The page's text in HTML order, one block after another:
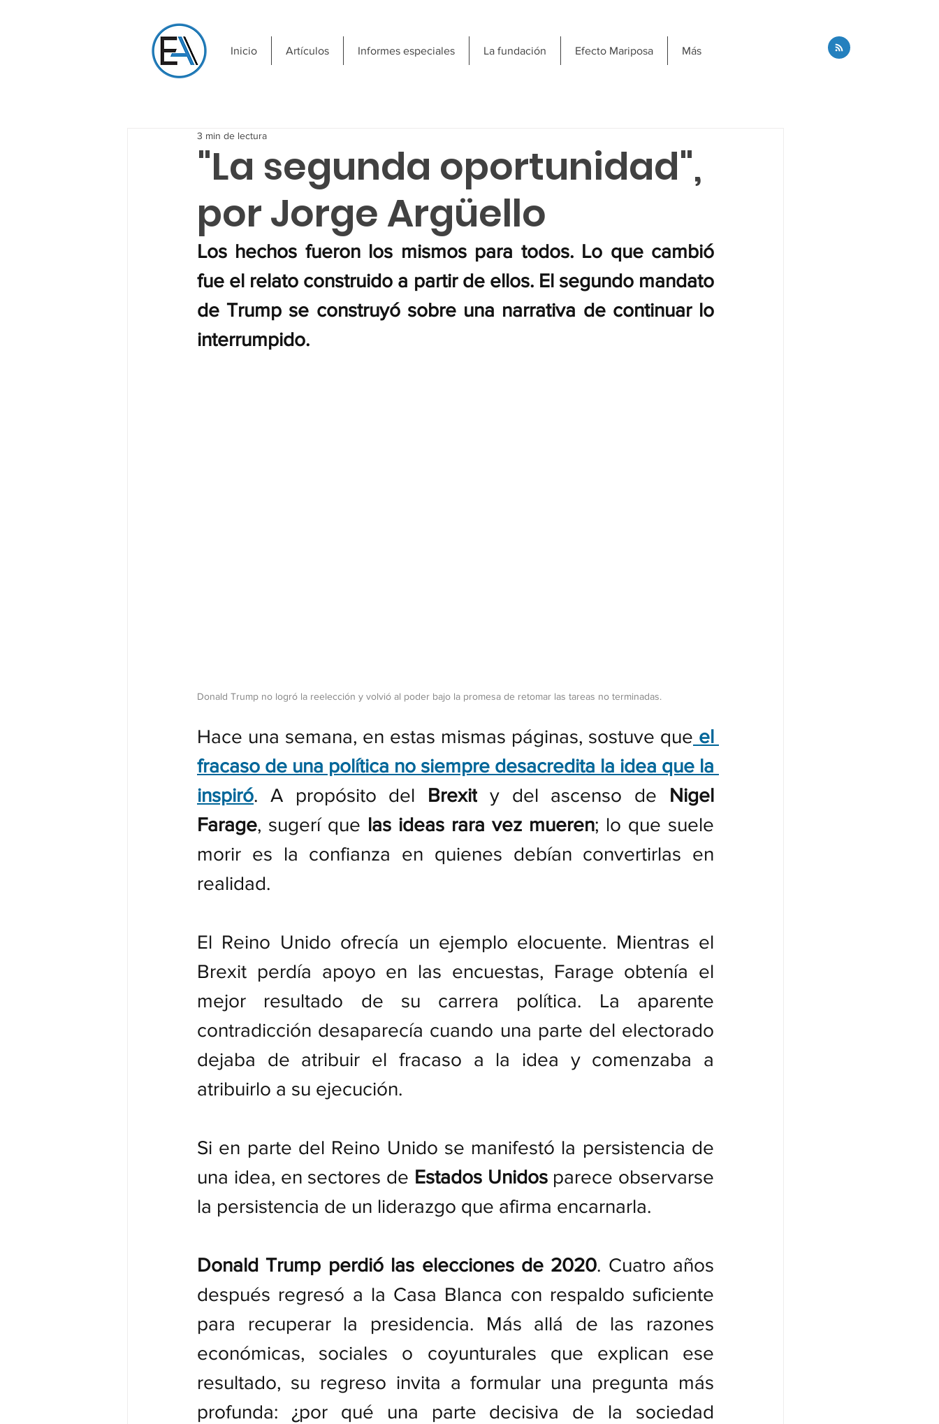
Inicio Artículos Informes especiales La fundación Efecto Mariposa Más
"La segunda oportunidad",
por Jorge Argüello
3 min de lectura
Los hechos fueron los mismos para todos. Lo que cambió
fue el relato construido a partir de ellos. El segundo mandato
de Trump se construyó sobre una narrativa de continuar lo
interrumpido.
Donald Trump no logró la reelección y volvió al poder bajo la promesa de retomar las tareas no terminadas.
Hace una semana, en estas mismas páginas, sostuve que el
fracaso de una política no siempre desacredita la idea que la
inspiró. A propósito del Brexit y del ascenso de Nigel
Farage, sugerí que las ideas rara vez mueren; lo que suele
morir es la confianza en quienes debían convertirlas en
realidad.
El Reino Unido ofrecía un ejemplo elocuente. Mientras el
Brexit perdía apoyo en las encuestas, Farage obtenía el
mejor resultado de su carrera política. La aparente
contradicción desaparecía cuando una parte del electorado
dejaba de atribuir el fracaso a la idea y comenzaba a
atribuirlo a su ejecución.
Si en parte del Reino Unido se manifestó la persistencia de
una idea, en sectores de Estados Unidos parece observarse
la persistencia de un liderazgo que afirma encarnarla.
Donald Trump perdió las elecciones de 2020. Cuatro años
después regresó a la Casa Blanca con respaldo suficiente
para recuperar la presidencia. Más allá de las razones
económicas, sociales o coyunturales que explican ese
resultado, su regreso invita a formular una pregunta más
profunda: ¿por qué una parte decisiva de la sociedad